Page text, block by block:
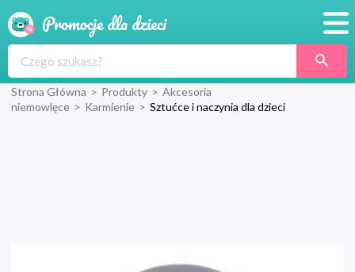
Produkty
Strona Główna > Produkty > Akcesoria
niemowlęce > Karmienie > Sztućce i naczynia dla dzieci